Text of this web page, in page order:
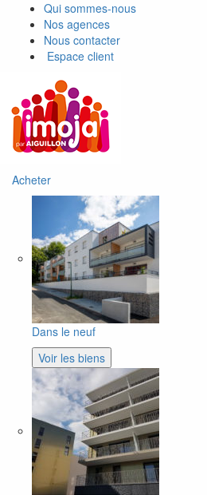
Qui sommes-nous
Nos agences
Nous contacter
Espace client
Acheter
Dans le neuf
Voir les biens